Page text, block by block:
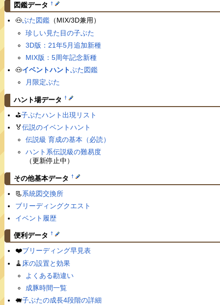
図鑑データ †
🐽ぶた図鑑（MIX/3D兼用）
珍しい見た目の子ぶた
3D版：21年5月追加新種
MIX版：5周年記念新種
🐽イベントハントぶた図鑑
月限定ぶた
ハント場データ †
⛳️子ぶたハント出現リスト
🏅伝説のイベントハント
伝説級 育成の基本（必読）
ハント系伝説級の難易度
（更新停止中）
その他基本データ †
📃系統図交換所
ブリーディングクエスト
イベント履歴
便利データ †
❤️ブリーディング早見表
🧹 床の設置と効果
よくある勘違い
成豚時間一覧
🐖子ぶたの成長4段階の詳細